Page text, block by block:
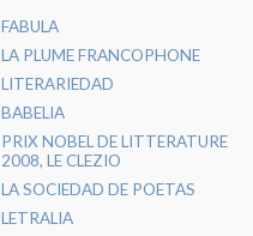
FABULA
LA PLUME FRANCOPHONE
LITERARIEDAD
BABELIA
PRIX NOBEL DE LITTERATURE
2008, LE CLEZIO
LA SOCIEDAD DE POETAS
LETRALIA